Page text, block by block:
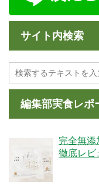
サイト内検索
編集部実食レポ
完全無添
徹底レビ